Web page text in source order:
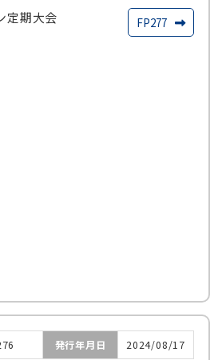
定期大会 FP277
発行年月日 2024/08/17